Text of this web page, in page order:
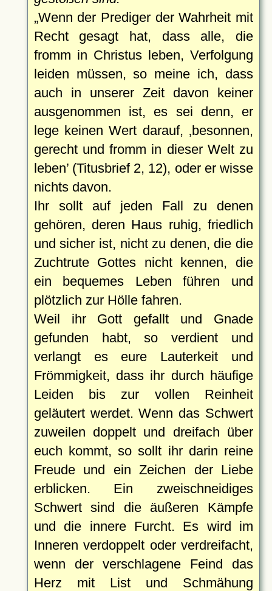
Wenn der Prediger der Wahrheit mit
Recht gesagt hat, dass alle, die
fromm in Christus leben, Verfolgung
leiden müssen, so meine ich, dass
auch in unserer Zeit davon keiner
ausgenommen ist, es sei denn, er
lege keinen Wert darauf,
besonnen,
gerecht und fromm in dieser Welt zu
leben(Titusbrief 2, 12), oder er wisse
nichts davon.
Ihr sollt auf jeden Fall zu denen
gehören, deren Haus ruhig, friedlich
und sicher ist, nicht zu denen, die die
Zuchtrute Gottes nicht kennen, die
ein bequemes Leben führen und
plötzlich zur Hölle fahren.
Weil ihr Gott gefallt und Gnade
gefunden habt, so verdient und
verlangt es eure Lauterkeit und
Frömmigkeit, dass ihr durch häufige
Leiden bis zur vollen Reinheit
geläutert werdet. Wenn das Schwert
zuweilen doppelt und dreifach über
euch kommt, so sollt ihr darin reine
Freude und ein Zeichen der Liebe
erblicken. Ein zweischneidiges
Schwert sind die äußeren Kämpfe
und die innere Furcht. Es wird im
Inneren verdoppelt oder verdreifacht,
wenn der verschlagene Feind das
Herz mit List und Schmähung